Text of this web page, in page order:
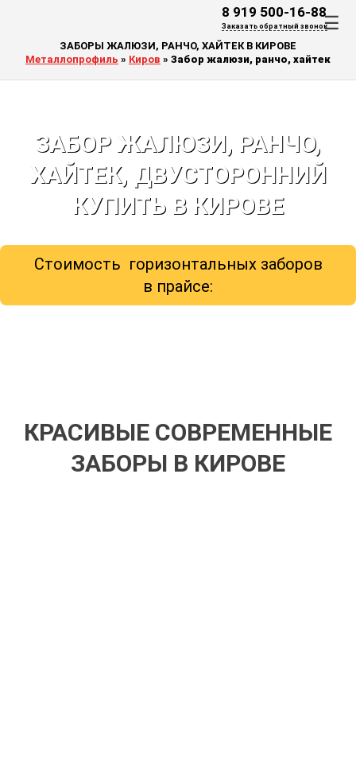
ЗАБОРЫ ЖАЛЮЗИ, РАНЧО, ХАЙТЕК В КИРОВЕ
Металлопрофиль » Киров » Забор жалюзи, ранчо, хайтек
8 919 500-16-88
Заказать обратный звонок☰
ЗАБОР ЖАЛЮЗИ, РАНЧО,
ХАЙТЕК, ДВУСТОРОННИЙ
КУПИТЬ В КИРОВЕ
Стоимость горизонтальных заборов
в прайсе:
КРАСИВЫЕ СОВРЕМЕННЫЕ
ЗАБОРЫ В КИРОВЕ